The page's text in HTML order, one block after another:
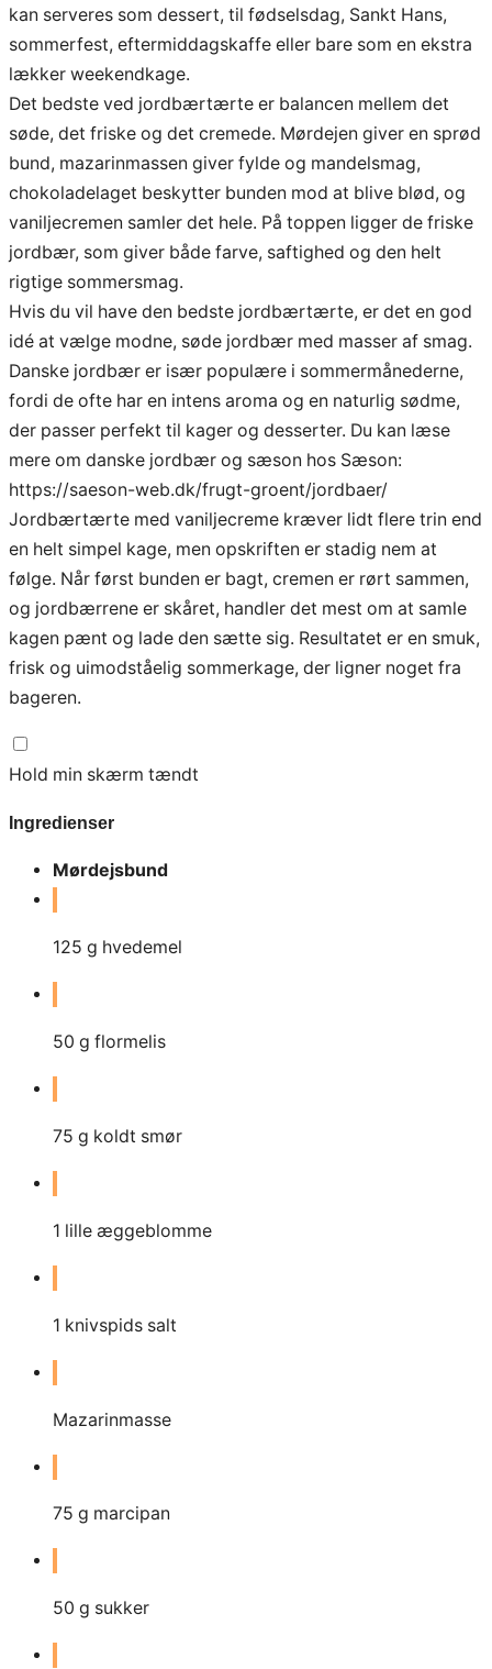
kan serveres som dessert, til fødselsdag, Sankt Hans,
sommerfest, eftermiddagskaffe eller bare som en ekstra
lækker weekendkage.
Det bedste ved jordbærtærte er balancen mellem det
søde, det friske og det cremede. Mørdejen giver en sprød
bund, mazarinmassen giver fylde og mandelsmag,
chokoladelaget beskytter bunden mod at blive blød, og
vaniljecremen samler det hele. På toppen ligger de friske
jordbær, som giver både farve, saftighed og den helt
rigtige sommersmag.
Hvis du vil have den bedste jordbærtærte, er det en god
idé at vælge modne, søde jordbær med masser af smag.
Danske jordbær er især populære i sommermånederne,
fordi de ofte har en intens aroma og en naturlig sødme,
der passer perfekt til kager og desserter. Du kan læse
mere om danske jordbær og sæson hos Sæson:
https://saeson-web.dk/frugt-groent/jordbaer/
Jordbærtærte med vaniljecreme kræver lidt flere trin end
en helt simpel kage, men opskriften er stadig nem at
følge. Når først bunden er bagt, cremen er rørt sammen,
og jordbærrene er skåret, handler det mest om at samle
kagen pænt og lade den sætte sig. Resultatet er en smuk,
frisk og uimodståelig sommerkage, der ligner noget fra
bageren.
Hold min skærm tændt
Ingredienser
Mørdejsbund
125 g hvedemel
50 g flormelis
75 g koldt smør
1 lille æggeblomme
1 knivspids salt
Mazarinmasse
75 g marcipan
50 g sukker